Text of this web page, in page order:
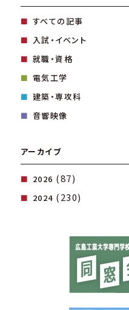
すべての記事
入試・イベント
就職・資格
電気工学
建築・専攻科
音響映像
アーカイブ
2026 (87)
2024 (230)